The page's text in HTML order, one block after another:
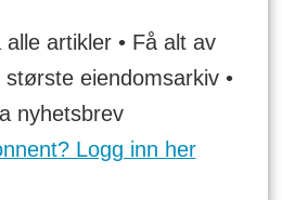
alle artikler • Få alt av
eiendomsarkiv •
nyhetsbrev
Logg inn her